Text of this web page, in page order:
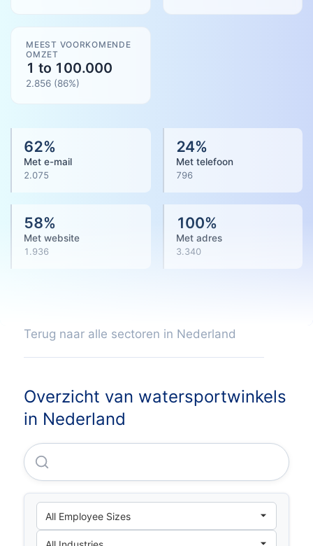
MEEST VOORKOMENDE
OMZET
1 to 100.000
2.856 (86%)
62%
Met e-mail
2.075
24%
Met telefoon
796
58%
Met website
1.936
100%
Met adres
3.340
Terug naar alle sectoren in Nederland
Overzicht van watersportwinkels
in Nederland